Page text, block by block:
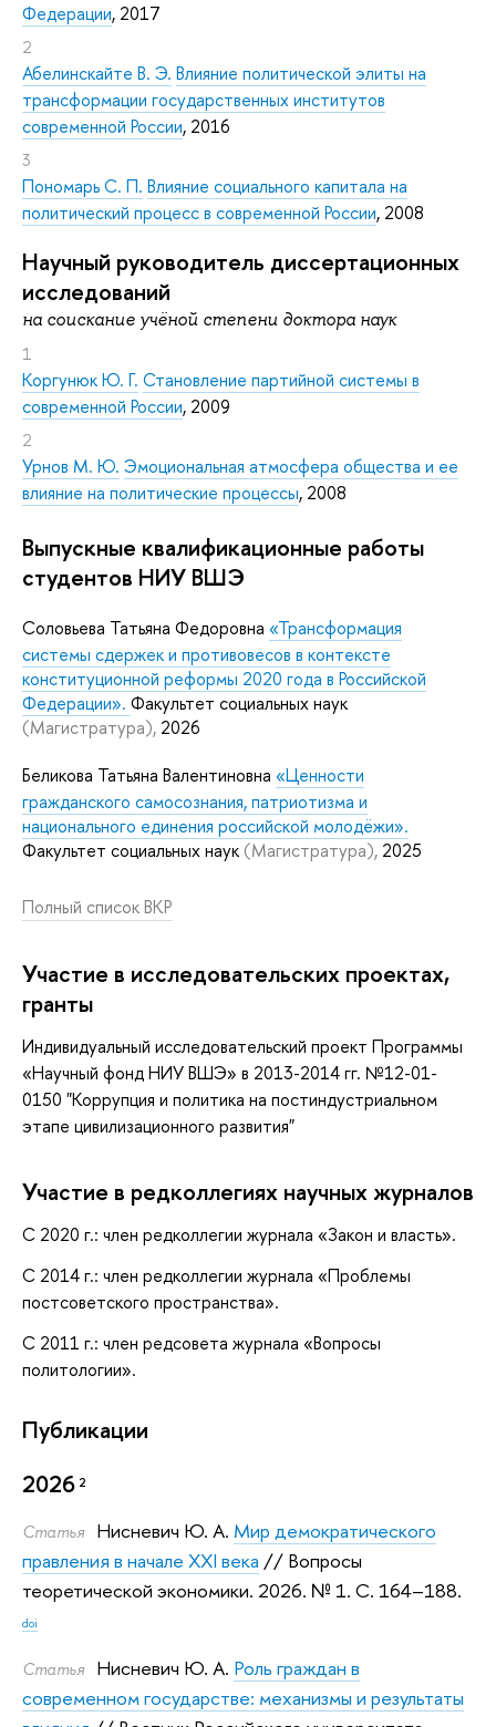
Федерации, 2017
2
Абелинскайте В. Э. Влияние политической элиты на
трансформации государственных институтов
современной России, 2016
3
Пономарь С. П. Влияние социального капитала на
политический процесс в современной России, 2008
Научный руководитель диссертационных
исследований
на соискание учёной степени доктора наук
1
Коргунюк Ю. Г. Становление партийной системы в
современной России, 2009
2
Урнов М. Ю. Эмоциональная атмосфера общества и ее
влияние на политические процессы, 2008
Выпускные квалификационные работы
студентов НИУ ВШЭ
Соловьева Татьяна Федоровна «Трансформация
системы сдержек и противовесов в контексте
конституционной реформы 2020 года в Российской
Федерации». Факультет социальных наук
(Магистратура), 2026
Беликова Татьяна Валентиновна «Ценности
гражданского самосознания, патриотизма и
национального единения российской молодёжи».
Факультет социальных наук (Магистратура), 2025
Полный список ВКР
Участие в исследовательских проектах,
гранты
Индивидуальный исследовательский проект Программы
«Научный фонд НИУ ВШЭ» в 2013-2014 гг. №12-01-
0150 "Коррупция и политика на постиндустриальном
этапе цивилизационного развития"
Участие в редколлегиях научных журналов
С 2020 г.: член редколлегии журнала «Закон и власть».
С 2014 г.: член редколлегии журнала «Проблемы
постсоветского пространства».
С 2011 г.: член редсовета журнала «Вопросы
политологии».
Публикации
2026 2
Статья Нисневич Ю. А. Мир демократического
правления в начале XXI века // Вопросы
теоретической экономики. 2026. № 1. С. 164–188.
doi
Статья Нисневич Ю. А. Роль граждан в
современном государстве: механизмы и результаты